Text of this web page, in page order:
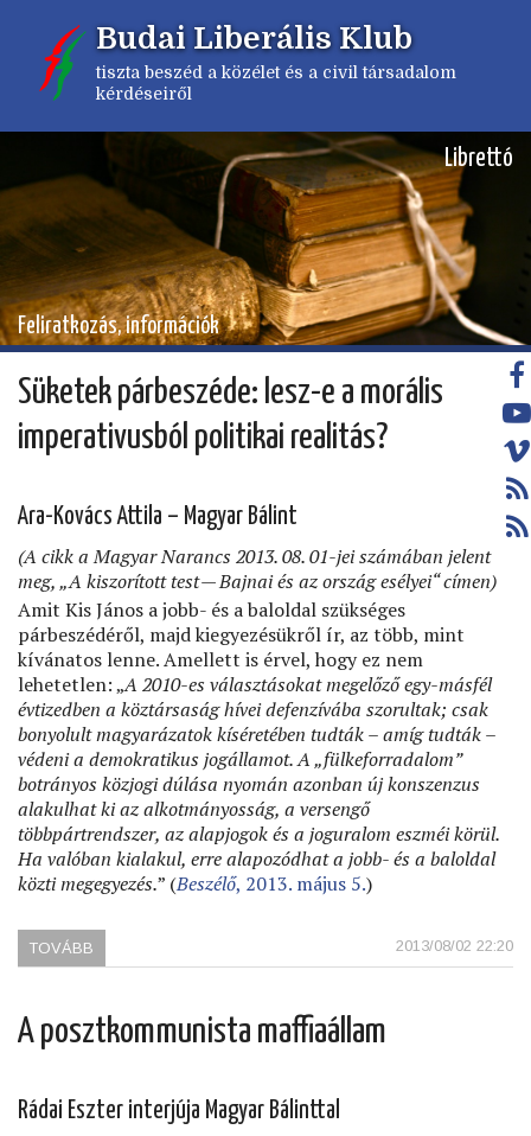
tartalomra
Budai Liberális Klub
tiszta beszéd a közélet és a civil társadalom
kérdéseiről
Librettó
Feliratkozás, információk
Süketek párbeszéde: lesz-e a morális
imperativusból politikai realitás?
Ara-Kovács Attila – Magyar Bálint
(A cikk a Magyar Narancs 2013. 08. 01-jei számában jelent
meg, „A kiszorított test — Bajnai és az ország esélyei“ címen)
Amit Kis János a jobb- és a baloldal szükséges
párbeszédéről, majd kiegyezésükről ír, az több, mint
kívánatos lenne. Amellett is érvel, hogy ez nem
lehetetlen: „A 2010-es választásokat megelőző egy-másfél
évtizedben a köztársaság hívei defenzívába szorultak; csak
bonyolult magyarázatok kíséretében tudták – amíg tudták –
védeni a demokratikus jogállamot. A „fülkeforradalom”
botrányos közjogi dúlása nyomán azonban új konszenzus
alakulhat ki az alkotmányosság, a versengő
többpártrendszer, az alapjogok és a joguralom eszméi körül.
Ha valóban kialakul, erre alapozódhat a jobb- és a baloldal
közti megegyezés.” (Beszélő, 2013. május 5.)
2013/08/02 22:20
TOVÁBB
PÁRBESZÉDE:
A
REALITÁS?)
A posztkommunista maffiaállam
Rádai Eszter interjúja Magyar Bálinttal